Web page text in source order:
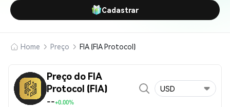
Cadastrar
Home Preço FIA (FIA Protocol)
Preço do FIA
Protocol (FIA)
--+0.00%
USD